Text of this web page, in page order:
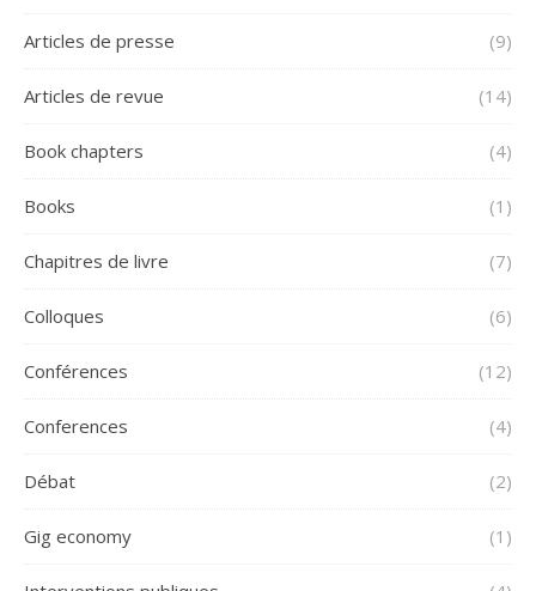
Articles de presse (9)
Articles de revue (14)
Book chapters (4)
Books (1)
Chapitres de livre (7)
Colloques (6)
Conférences (12)
Conferences (4)
Débat (2)
Gig economy (1)